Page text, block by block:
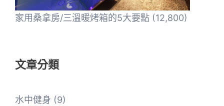
家用桑拿房/三溫暖烤箱的5大要點 (12,800)
文章分類
水中健身 (9)